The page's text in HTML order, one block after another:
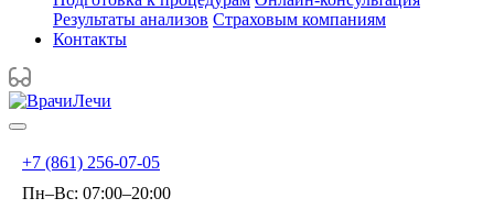
Результаты анализов Страховым компаниям
Контакты
+7 (861) 256-07-05
Пн–Вс: 07:00–20:00